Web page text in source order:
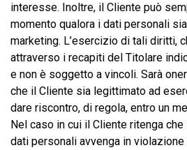
interesse. Inoltre, il Cliente può
momento qualora i dati personali
marketing. L’esercizio di tali diritti,
attraverso i recapiti del Titolare
e non è soggetto a vincoli. Sarà
che il Cliente sia legittimato ad
dare riscontro, di regola, entro un
Nel caso in cui il Cliente ritenga
dati personali avvenga in